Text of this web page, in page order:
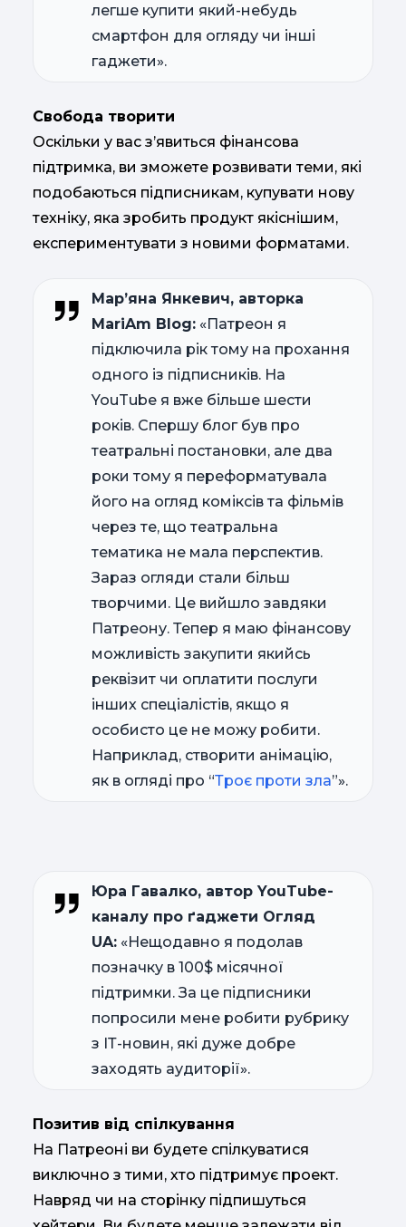
легше купити який-небудь
смартфон для огляду чи інші
гаджети».
Свобода творити
Оскільки у вас з’явиться фінансова
підтримка, ви зможете розвивати теми, які
подобаються підписникам, купувати нову
техніку, яка зробить продукт якіснішим,
експериментувати з новими форматами.
Мар’яна Янкевич, авторка
MariAm Blog: «Патреон я
підключила рік тому на прохання
одного із підписників. На
YouTube я вже більше шести
років. Спершу блог був про
театральні постановки, але два
роки тому я переформатувала
його на огляд коміксів та фільмів
через те, що театральна
тематика не мала перспектив.
Зараз огляди стали більш
творчими. Це вийшло завдяки
Патреону. Тепер я маю фінансову
можливість закупити якийсь
реквізит чи оплатити послуги
інших спеціалістів, якщо я
особисто це не можу робити.
Наприклад, створити анімацію,
як в огляді про “Троє проти зла”».
Юра Гавалко, автор YouTube-
каналу про ґаджети Огляд
UA: «Нещодавно я подолав
позначку в 100$ місячної
підтримки. За це підписники
попросили мене робити рубрику
з ІТ-новин, які дуже добре
заходять аудиторії».
Позитив від спілкування
На Патреоні ви будете спілкуватися
виключно з тими, хто підтримує проект.
Навряд чи на сторінку підпишуться